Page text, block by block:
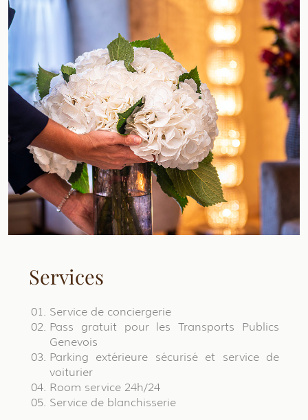
Services
Service de conciergerie
Pass gratuit pour les Transports Publics
Genevois
Parking extérieure sécurisé et service de
voiturier
Room service 24h/24
Service de blanchisserie